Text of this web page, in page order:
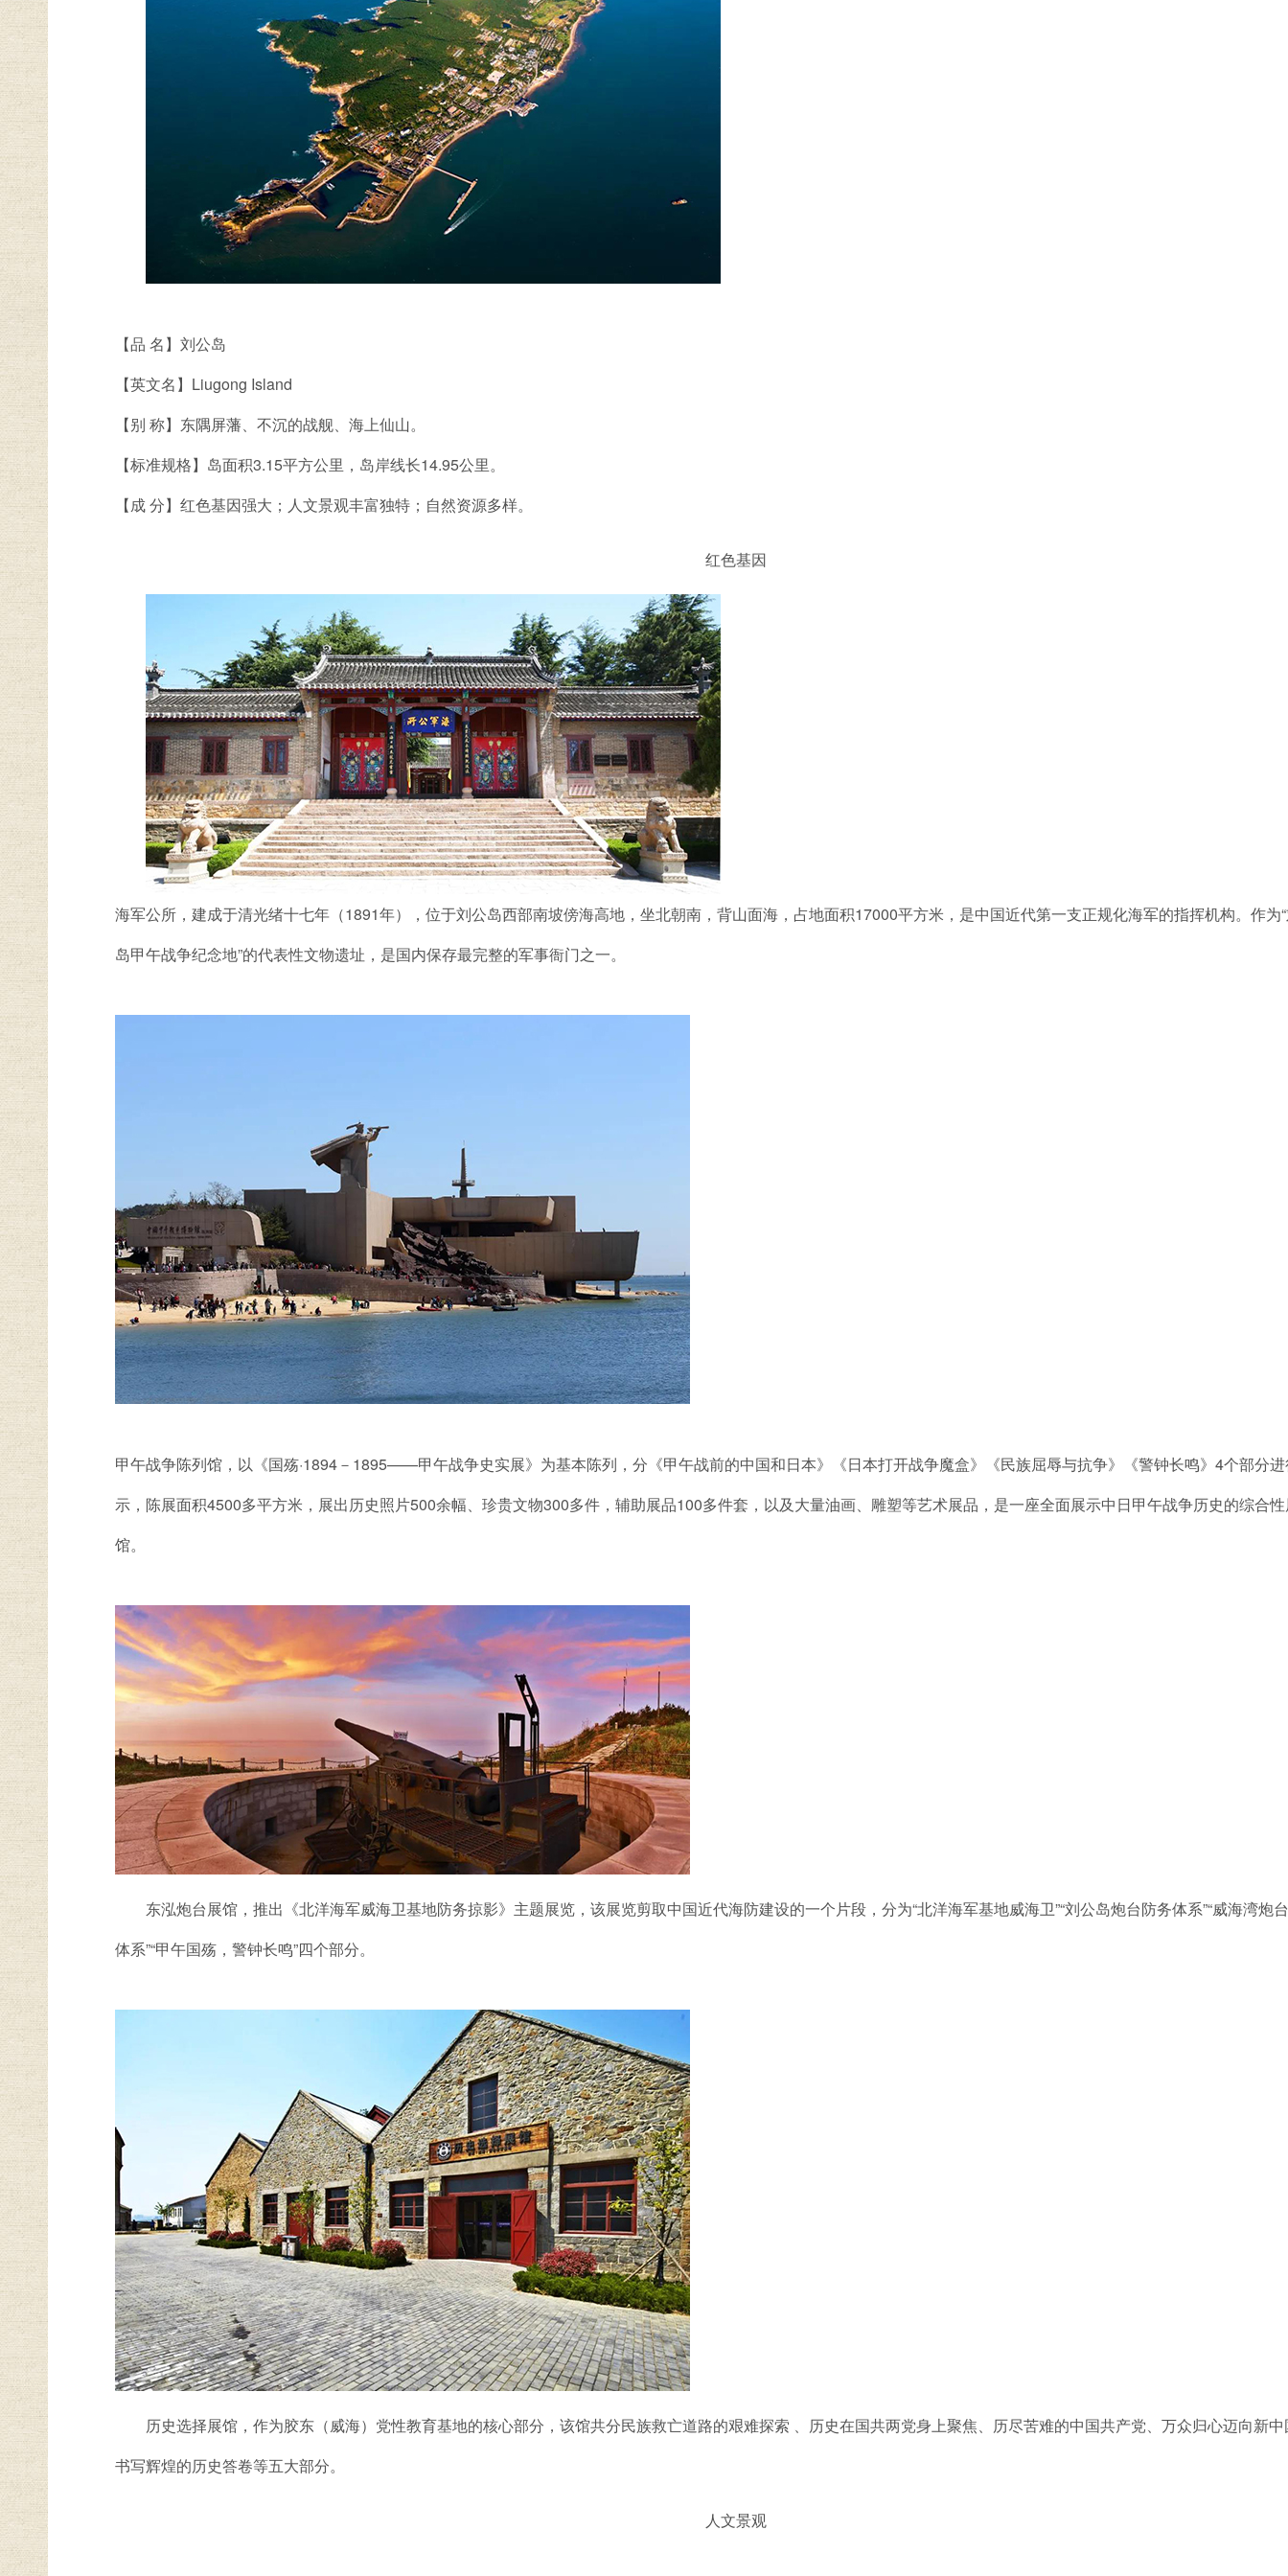
【品 名】刘公岛
【英文名】Liugong Island
【别 称】东隅屏藩、不沉的战舰、海上仙山。
【标准规格】岛面积3.15平方公里，岛岸线长14.95公里。
【成 分】红色基因强大；人文景观丰富独特；自然资源多样。
红色基因
海军公所，建成于清光绪十七年（1891年），位于刘公岛西部南坡傍海高地，坐北朝南，背山面海，占地面积17000平方米，是中国近代第一支正规化海军的指挥机构。作为
岛甲午战争纪念地”的代表性文物遗址，是国内保存最完整的军事衙门之一。
甲午战争陈列馆，以《国殇·1894－1895——甲午战争史实展》为基本陈列，分《甲午战前的中国和日本》《日本打开战争魔盒》《民族屈辱与抗争》《警钟长鸣》4个部分
示，陈展面积4500多平方米，展出历史照片500余幅、珍贵文物300多件，辅助展品100多件套，以及大量油画、雕塑等艺术展品，是一座全面展示中日甲午战争历史的综合
馆。
东泓炮台展馆，推出《北洋海军威海卫基地防务掠影》主题展览，该展览剪取中国近代海防建设的一个片段，分为“北洋海军基地威海卫”“刘公岛炮台防务体系”“威海湾炮
体系”“甲午国殇，警钟长鸣”四个部分。
历史选择展馆，作为胶东（威海）党性教育基地的核心部分，该馆共分民族救亡道路的艰难探索 、历史在国共两党身上聚焦、历尽苦难的中国共产党、万众归心迈向新
书写辉煌的历史答卷等五大部分。
人文景观